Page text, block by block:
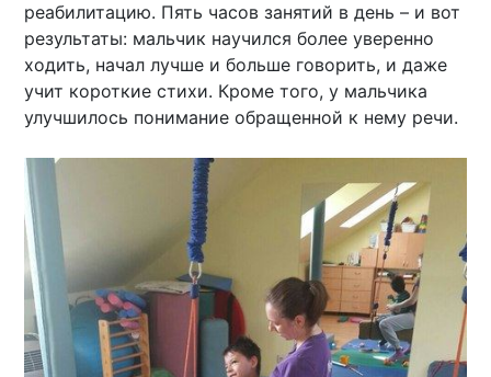
реабилитацию. Пять часов занятий в день – и вот
результаты: мальчик научился более уверенно
ходить, начал лучше и больше говорить, и даже
учит короткие стихи. Кроме того, у мальчика
улучшилось понимание обращенной к нему речи.